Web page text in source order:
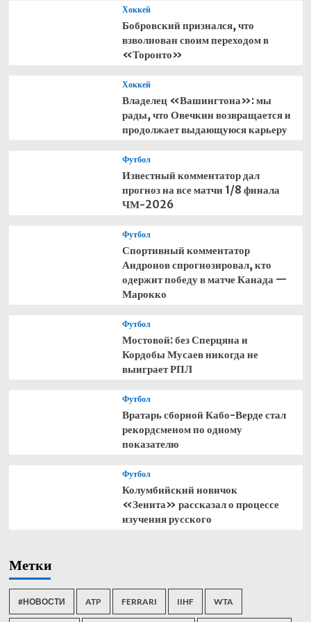
Хоккей
Бобровский признался, что
взволнован своим переходом в
«Торонто»
Хоккей
Владелец «Вашингтона»: мы
рады, что Овечкин возвращается и
продолжает выдающуюся карьеру
Футбол
Известный комментатор дал
прогноз на все матчи 1/8 финала
ЧМ-2026
Футбол
Спортивный комментатор
Андронов спрогнозировал, кто
одержит победу в матче Канада —
Марокко
Футбол
Мостовой: без Сперцяна и
Кордобы Мусаев никогда не
выиграет РПЛ
Футбол
Вратарь сборной Кабо-Верде стал
рекордсменом по одному
показателю
Футбол
Колумбийский новичок
«Зенита» рассказал о процессе
изучения русского
Метки
#НОВОСТИ ATP FERRARI IIHF WTA